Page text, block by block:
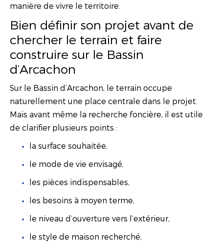
manière de vivre le territoire.
Bien définir son projet avant de
chercher le terrain et faire
construire sur le Bassin
d’Arcachon
Sur le Bassin d’Arcachon, le terrain occupe
naturellement une place centrale dans le projet.
Mais avant même la recherche foncière, il est utile
de clarifier plusieurs points :
la surface souhaitée,
le mode de vie envisagé,
les pièces indispensables,
les besoins à moyen terme,
le niveau d’ouverture vers l’extérieur,
le style de maison recherché,